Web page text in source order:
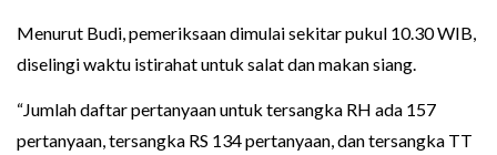
Menurut Budi, pemeriksaan dimulai sekitar pukul 10.30 WIB,
diselingi waktu istirahat untuk salat dan makan siang.
“Jumlah daftar pertanyaan untuk tersangka RH ada 157
pertanyaan, tersangka RS 134 pertanyaan, dan tersangka TT